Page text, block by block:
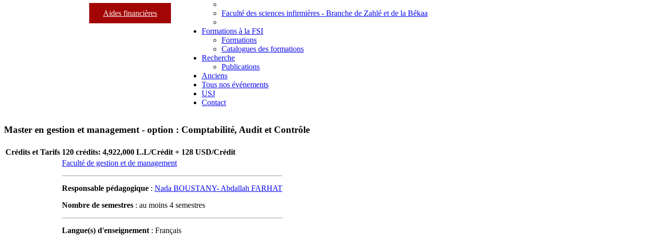
Aides financières Faculté des sciences infirmières - Branche de Zahlé et de la Békaa
Formations à la FSI
Formations
Catalogues des formations
Recherche
Publications
Anciens
Tous nos événements
USJ
Contact
Master en gestion et management - option : Comptabilité, Audit et Contrôle
Crédits et Tarifs 120 crédits: 4,922,000 L.L/Crédit + 128 USD/Crédit
Faculté de gestion et de management
Responsable pédagogique : Nada BOUSTANY- Abdallah FARHAT
Nombre de semestres : au moins 4 semestres
Langue(s) d'enseignement: Français